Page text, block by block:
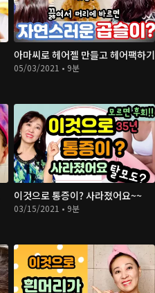
아마씨로 헤어젤 만들고 헤어팩하기
05/03/2021 • 9분
이것으로 통증이? 사라졌어요~~
03/15/2021 • 9분